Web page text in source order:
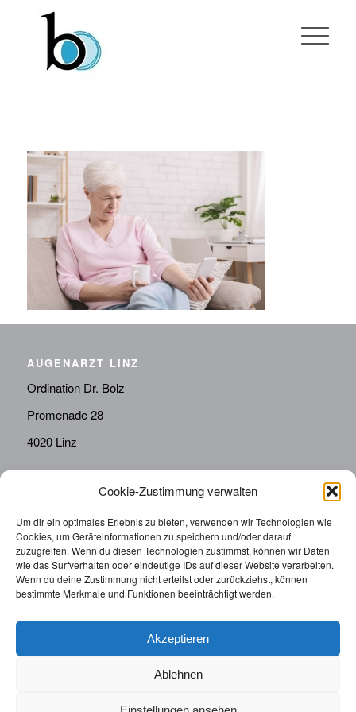
Cookie-Zustimmung verwalten
Um dir ein optimales Erlebnis zu bieten, verwenden wir Technologien wie
Cookies, um Geräteinformationen zu speichern und/oder darauf
zuzugreifen. Wenn du diesen Technologien zustimmst, können wir Daten
wie das Surfverhalten oder eindeutige IDs auf dieser Website verarbeiten.
Wenn du deine Zustimmung nicht erteilst oder zurückziehst, können
bestimmte Merkmale und Funktionen beeinträchtigt werden.
Akzeptieren
Ablehnen
AUGENARZT LINZ
Ordination Dr. Bolz
Promenade 28
4020 Linz
Telefon:
0676814287655
sekretariat@drbolz.at
ORDINATIONSZEITEN
Telefonische Terminvereinbarung: Montag – Freitag von